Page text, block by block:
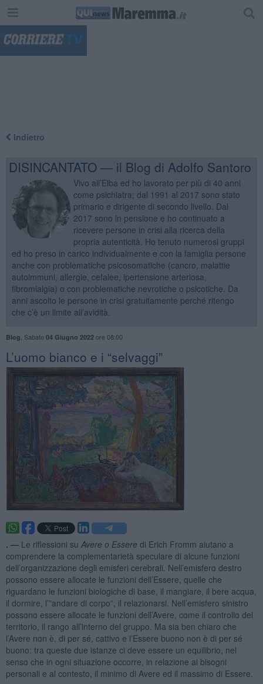
Indietro
DISINCANTATO — il Blog di Adolfo Santoro
Vivo all’Elba ed ho lavorato per più di 40 anni
come psichiatra; dal 1991 al 2017 sono stato
primario e dirigente di secondo livello. Dal
2017 sono in pensione e ho continuato a
ricevere persone in crisi alla ricerca della
propria autenticità. Ho tenuto numerosi gruppi
ed ho preso in carico individualmente e con la famiglia persone
anche con problematiche psicosomatiche (cancro, malattie
autoimmuni, allergie, cefalee, ipertensione arteriosa,
fibromialgia) o con problematiche nevrotiche o psicotiche. Da
anni ascolto le persone in crisi gratuitamente perché ritengo
che c’è un limite all’avidità.
Blog Sabato 04 Giugno 2022ore 08:00
​L’uomo bianco e i “selvaggi”
. — Le riflessioni su Avere o Essere di Erich Fromm aiutano a
comprendere la complementarietà speculare di alcune funzioni
dell’organizzazione degli emisferi cerebrali. Nell’emisfero destro
possono essere allocate le funzioni dell’Essere, quelle che
riguardano le funzioni biologiche di base, il mangiare, il bere acqua,
il dormire, l’”andare di corpo”, il relazionarsi. Nell’emisfero sinistro
possono essere allocate le funzioni dell’Avere, come il controllo del
territorio, il rango all’interno del gruppo. Ma sia ben chiaro che
l’Avere non è, di per sé, cattivo e l’Essere buono non è di per sé
buono: tra queste due istanze ci deve essere un equilibrio, nel
senso che in ogni situazione occorre, in relazione ai bisogni
personali e al contesto, il minimo di Avere ed il massimo di Essere.